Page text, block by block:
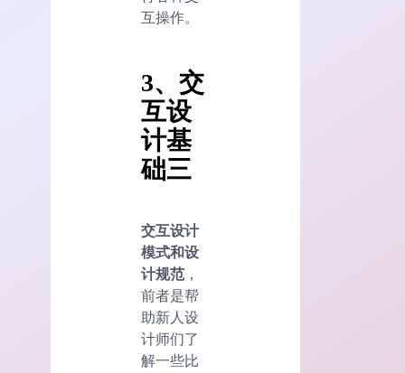
互操作。
3、交
互设
计基
础三
交互设计
模式和设
计规范 ，
前者是帮
助新人设
计师们了
解一些比